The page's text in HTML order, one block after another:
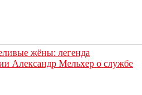
жёны: легенда
Александр Мельхер о службе